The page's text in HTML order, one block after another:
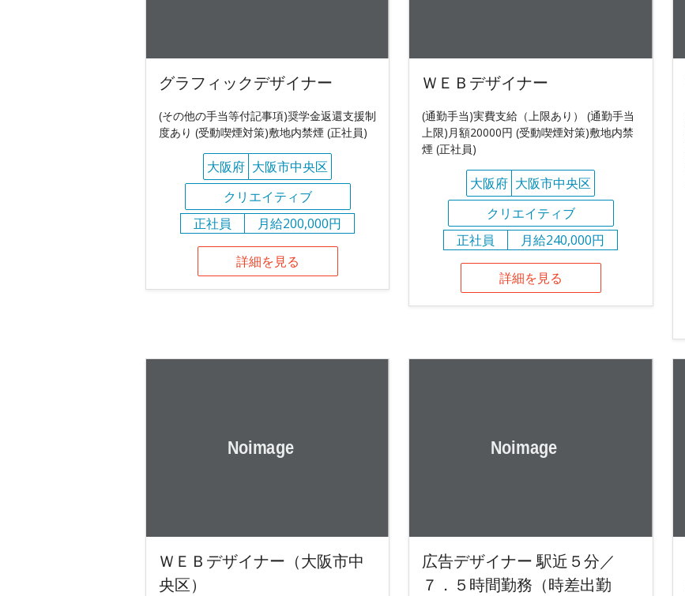
グラフィックデザイナー
(その他の手当等付記事項)奨学金返還支援制
度あり (受動喫煙対策)敷地内禁煙 (正社員)
大阪府 大阪市中央区
クリエイティブ
正社員
月給200,000円
詳細を見る
ＷＥＢデザイナー
(通勤手当)実費支給（上限あり） (通勤手当
上限)月額20000円 (受動喫煙対策)敷地内禁
煙 (正社員)
大阪府 大阪市中央区
クリエイティブ
正社員
月給240,000円
詳細を見る
ＷＥＢデザイナー（大阪市中
央区）
広告デザイナー 駅近５分／
７．５時間勤務（時差出勤